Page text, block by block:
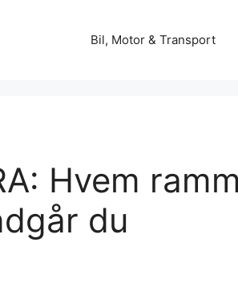
Bil, Motor & Transport
Hvem
du